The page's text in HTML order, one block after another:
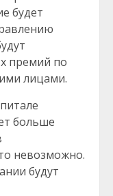
будет
премий по
лицами.
больше
невозможно.
будут